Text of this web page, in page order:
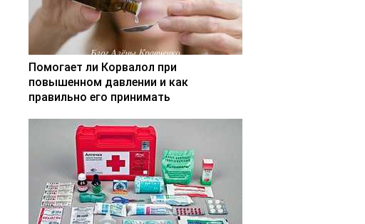
Помогает ли Корвалол при
повышенном давлении и как
правильно его принимать